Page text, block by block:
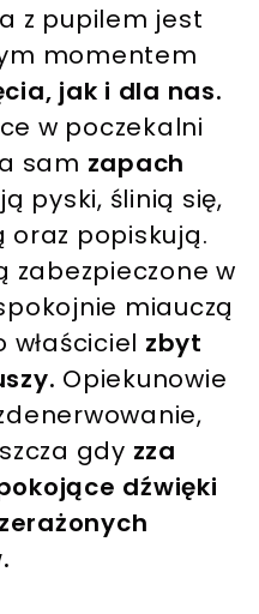
z pupilem jest
momentem
jak i dla nas.
w poczekalni
sam zapach
pyski, ślinią się,
oraz popiskują.
zabezpieczone w
miauczą
zbyt
Opiekunowie
gdy zza
dźwięki